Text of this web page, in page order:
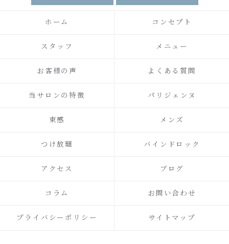
ホーム コンセプト
スタッフ メニュー
お客様の声 よくある質問
当サロンの特徴 パリジェンヌ
束感 メンズ
つけ放題 バインドロック
アクセス ブログ
コラム お問い合わせ
プライバシーポリシー サイトマップ